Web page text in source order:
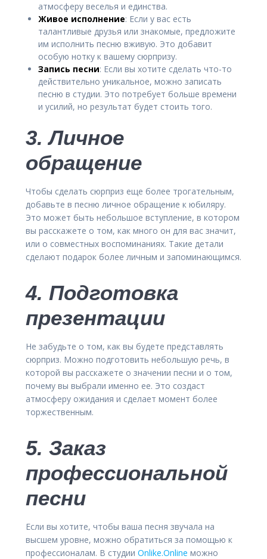
атмосферу веселья и единства.
Живое исполнение: Если у вас есть
талантливые друзья или знакомые, предложите
им исполнить песню вживую. Это добавит
особую нотку к вашему сюрпризу.
Запись песни: Если вы хотите сделать что-то
действительно уникальное, можно записать
песню в студии. Это потребует больше времени
и усилий, но результат будет стоить того.
3. Личное
обращение
Чтобы сделать сюрприз еще более трогательным,
добавьте в песню личное обращение к юбиляру.
Это может быть небольшое вступление, в котором
вы расскажете о том, как много он для вас значит,
или о совместных воспоминаниях. Такие детали
сделают подарок более личным и запоминающимся.
4. Подготовка
презентации
Не забудьте о том, как вы будете представлять
сюрприз. Можно подготовить небольшую речь, в
которой вы расскажете о значении песни и о том,
почему вы выбрали именно ее. Это создаст
атмосферу ожидания и сделает момент более
торжественным.
5. Заказ
профессиональной
песни
Если вы хотите, чтобы ваша песня звучала на
высшем уровне, можно обратиться за помощью к
профессионалам. В студии Onlike.Online можно